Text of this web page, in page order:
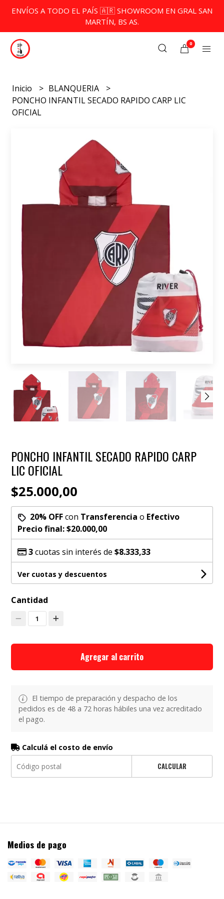
ENVÍOS A TODO EL PAÍS 🇦🇷 SHOWROOM EN GRAL SAN
MARTÍN, BS AS.
0
Inicio
BLANQUERIA
PONCHO INFANTIL SECADO RAPIDO CARP LIC
OFICIAL
PONCHO INFANTIL SECADO RAPIDO CARP
LIC OFICIAL
$25.000,00
20% OFFcon Transferencia o Efectivo
Precio final:$20.000,00
3cuotas sin interés de$8.333,33
Ver cuotas y descuentos
Cantidad
1
Agregar al carrito
El tiempo de preparación y despacho de los
pedidos es de 48 a 72 horas hábiles una vez acreditado
el pago.
Calculá el costo de envío
CALCULAR
Medios de pago